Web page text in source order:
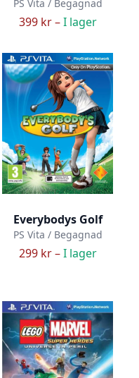
PS Vita / Begagnad
399 kr –I lager
Everybodys Golf
PS Vita / Begagnad
299 kr –I lager